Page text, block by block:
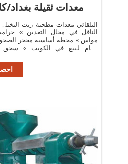
معدات ثقيلة بغداد/
الناقل في مجال التعدين »
مواس » محطة أساسية محجر الصخور
رخام للبيع في الكويت » سحق